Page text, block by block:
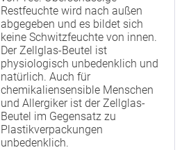
Restfeuchte wird nach außen
abgegeben und es bildet sich
keine Schwitzfeuchte von innen.
Der Zellglas-Beutel ist
physiologisch unbedenklich und
natürlich. Auch für
chemikaliensensible Menschen
und Allergiker ist der Zellglas-
Beutel im Gegensatz zu
Plastikverpackungen
unbedenklich.